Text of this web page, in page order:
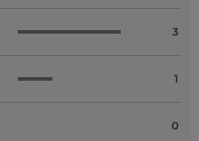
3
1
0